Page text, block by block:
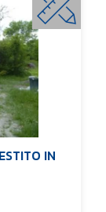
IN